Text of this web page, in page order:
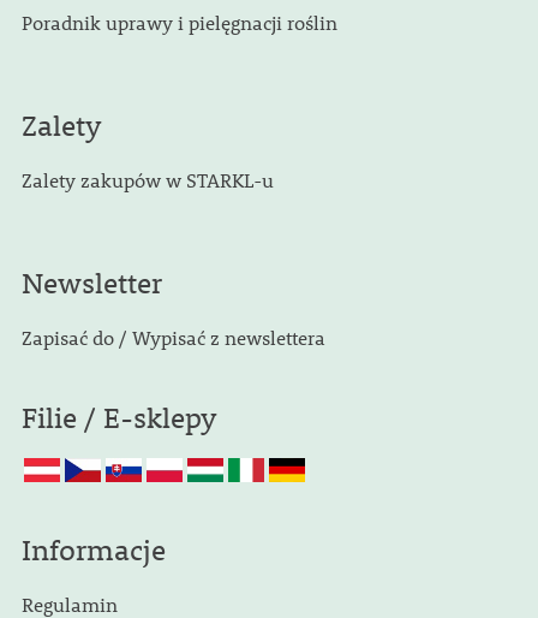
Poradnik uprawy i pielęgnacji roślin
Zalety
Zalety zakupów w STARKL-u
Newsletter
Zapisać do / Wypisać z newslettera
Filie / E-sklepy
Informacje
Regulamin